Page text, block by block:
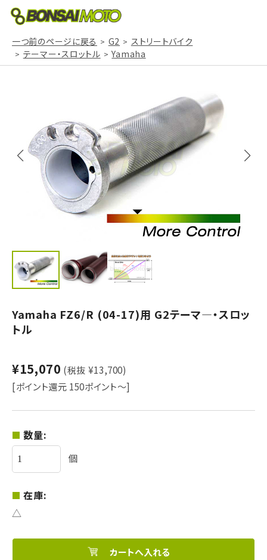
一つ前のページに戻る G2
ストリートバイク
テーマー・スロットル
Yamaha
Yamaha FZ6/R (04-17)用 G2テーマ―・スロッ
トル
¥15,070 (税抜 ¥13,700)
[ポイント還元 150ポイント～]
数量:
個
在庫:
△